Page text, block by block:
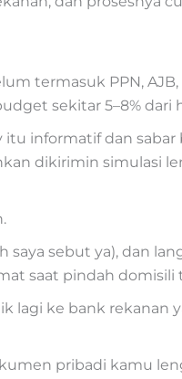
termasuk PPN,
sekitar 5–8% dari
informatif dan
dikirimin simulasi
sebut ya), dan
saat pindah domisili
lagi ke bank
pribadi kamu